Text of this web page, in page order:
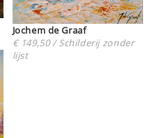
Jochem de Graaf
€ 149,50 / Schilderij zonder
lijst